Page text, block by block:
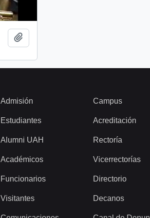
Admisión
Estudiantes
Alumni UAH
Académicos
Funcionarios
Visitantes
Campus
Acreditación
Rectoría
Vicerrectorías
Directorio
Decanos